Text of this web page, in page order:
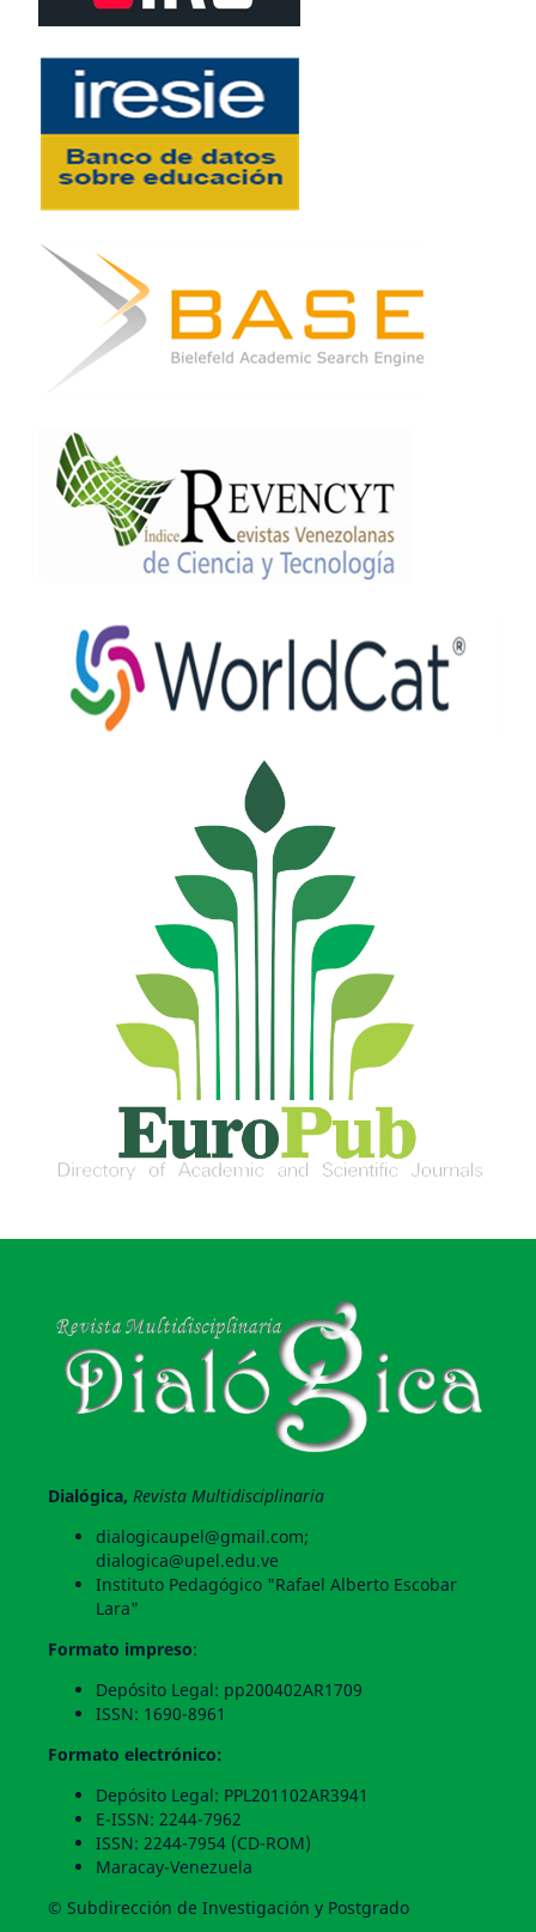
Dialógica, Revista Multidisciplinaria
dialogicaupel@gmail.com;
dialogica@upel.edu.ve
Instituto Pedagógico "Rafael Alberto Escobar
Lara"
Formato impreso:
Depósito Legal: pp200402AR1709
ISSN: 1690-8961
Formato electrónico:
Depósito Legal: PPL201102AR3941
E-ISSN: 2244-7962
ISSN: 2244-7954 (CD-ROM)
Maracay-Venezuela
© Subdirección de Investigación y Postgrado